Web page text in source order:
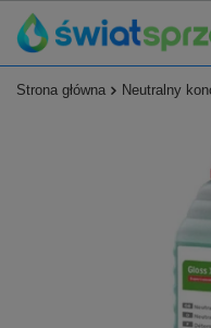
Strona główna Neutralny